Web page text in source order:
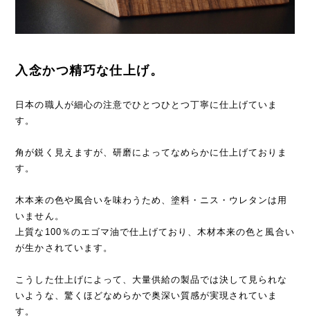
入念かつ精巧な仕上げ。
日本の職人が細心の注意でひとつひとつ丁寧に仕上げていま
す。
角が鋭く見えますが、研磨によってなめらかに仕上げておりま
す。
木本来の色や風合いを味わうため、塗料・ニス・ウレタンは用
いません。
上質な100％のエゴマ油で仕上げており、木材本来の色と風合い
が生かされています。
こうした仕上げによって、大量供給の製品では決して見られな
いような、驚くほどなめらかで奥深い質感が実現されていま
す。